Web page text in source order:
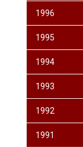
1996
1995
1994
1993
1992
1991